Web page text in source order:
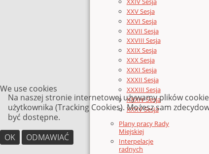
XXV Sesja
XXVI Sesja
XXVII Sesja
XXVIII Sesja
XXIX Sesja
XXX Sesja
XXXI Sesja
XXXII Sesja
XXXIII Sesja
XXXIV Sesja
XXXV Sesja
Plany pracy Rady
Miejskiej
Interpelacje
radnych
We use cookies
Na naszej stronie internetowej używamy plików
użytkownika (Tracking Cookies). Możesz sam
być dostępne.
OK
ODMAWIAĆ